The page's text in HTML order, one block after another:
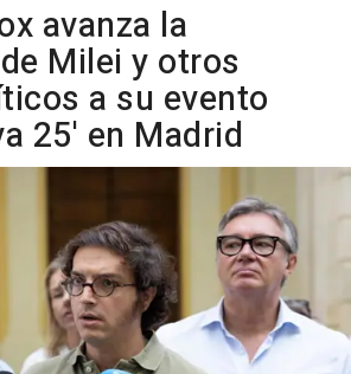
avanza la
Milei y otros
a su evento
25' en Madrid